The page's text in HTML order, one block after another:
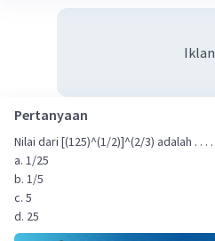
Iklan
Pertanyaan
Nilai dari [(125)^(1/2)]^(2/3) adalah . . . .
a. 1/25
b. 1/5
c. 5
d. 25